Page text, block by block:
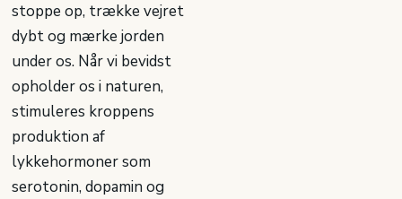
stoppe op, trække vejret
dybt og mærke jorden
under os. Når vi bevidst
opholder os i naturen,
stimuleres kroppens
produktion af
lykkehormoner som
serotonin, dopamin og